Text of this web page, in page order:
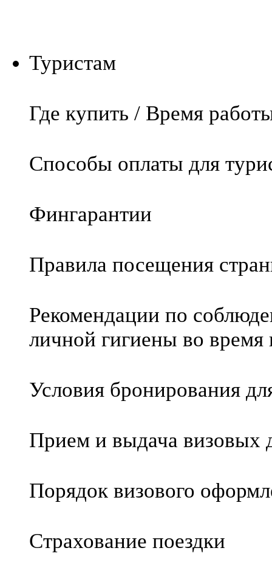
Туристам
Где купить / Время
Способы оплаты для
Фингарантии
Правила посещения
Рекомендации по
личной гигиены во время
Условия бронирования
Прием и выдача визовых
Порядок визового
Страхование поездки